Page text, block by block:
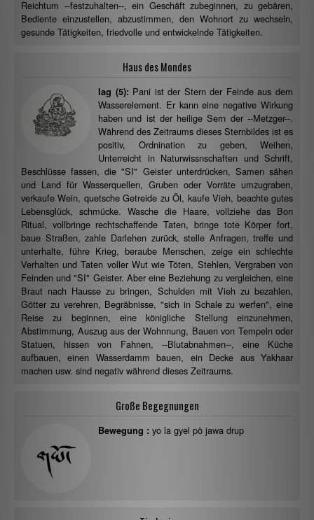
Reichtum --festzuhalten--, ein Geschäft zubeginnen, zu gebären,
Bediente einzustellen, abzustimmen, den Wohnort zu wechseln,
gesunde Tätigkeiten, friedvolle und entwickelnde Tätigkeiten.
Haus des Mondes
lag (5): Pani ist der Stern der Feinde aus dem
Wasserelement. Er kann eine negative Wirkung
haben und ist der heilige Sern der --Metzger--.
Während des Zeitraums dieses Sternbildes ist es
positiv, Ordnination zu geben, Weihen,
Unterreicht in Naturwissnschaften und Schrift,
Beschlüsse fassen, die "SI" Geister unterdrücken, Samen sähen
und Land für Wasserquellen, Gruben oder Vorräte umzugraben,
verkaufe Wein, quetsche Getreide zu Öl, kaufe Vieh, beachte gutes
Lebensglück, schmücke. Wasche die Haare, vollziehe das Bon
Ritual, vollbringe rechtschaffende Taten, bringe tote Körper fort,
baue Straßen, zahle Darlehen zurück, stelle Anfragen, treffe und
unterhalte, führe Krieg, beraube Menschen, zeige ein schlechte
Verhalten und Taten voller Wut wie Töten, Stehlen, Vergraben von
Feinden und "SI" Geister. Aber eine Beziehung zu vergleichen, eine
Braut nach Hausse zu bringen, Schulden mit Vieh zu bezahlen,
Götter zu verehren, Begräbnisse, "sich in Schale zu werfen", eine
Reise zu beginnen, eine königliche Stellung einzunehmen,
Abstimmung, Auszug aus der Wohnnung, Bauen von Tempeln oder
Statuen, hissen von Fahnen, --Blutabnahmen--, eine Küche
aufbauen, einen Wasserdamm bauen, ein Decke aus Yakhaar
machen usw. sind negativ während dieses Zeitraums.
Große Begegnungen
Bewegung : yo la gyel pö jawa drup